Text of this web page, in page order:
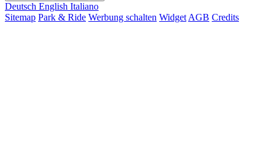
Deutsch English Italiano
Sitemap Park & Ride Werbung schalten Widget AGB Credits